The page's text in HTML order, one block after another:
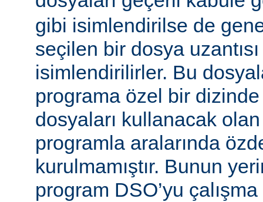
gibi isimlendirilse de
seçilen bir dosya
isimlendirilirler. Bu
programa özel bir
dosyaları kullanacak olan
programla aralarında
kurulmamıştır. Bunun
program DSO’yu